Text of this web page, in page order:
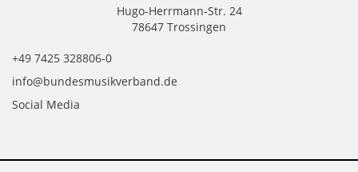
Hugo-Herrmann-Str. 24
78647 Trossingen
+49 7425 328806-0
info@bundesmusikverband.de
Social Media